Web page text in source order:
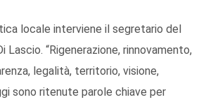
locale interviene il segretario del
Lascio. “Rigenerazione, rinnovamento,
legalità, territorio, visione,
sono ritenute parole chiave per